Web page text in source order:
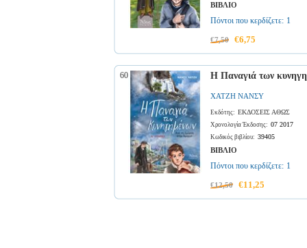
ΒΙΒΛΙΟ
Πόντοι που κερδίζετε: 1
€7,50 €6,75
60 Η Παναγιά των
ΧΑΤΖΗ ΝΑΝΣΥ
Εκδότης: ΕΚΔΟΣΕΙΣ ΑΘΩΣ
Χρονολογία Έκδοσης: 07 2017
Κωδικός βιβλίου: 39405
ΒΙΒΛΙΟ
Πόντοι που κερδίζετε: 1
€12,50 €11,25